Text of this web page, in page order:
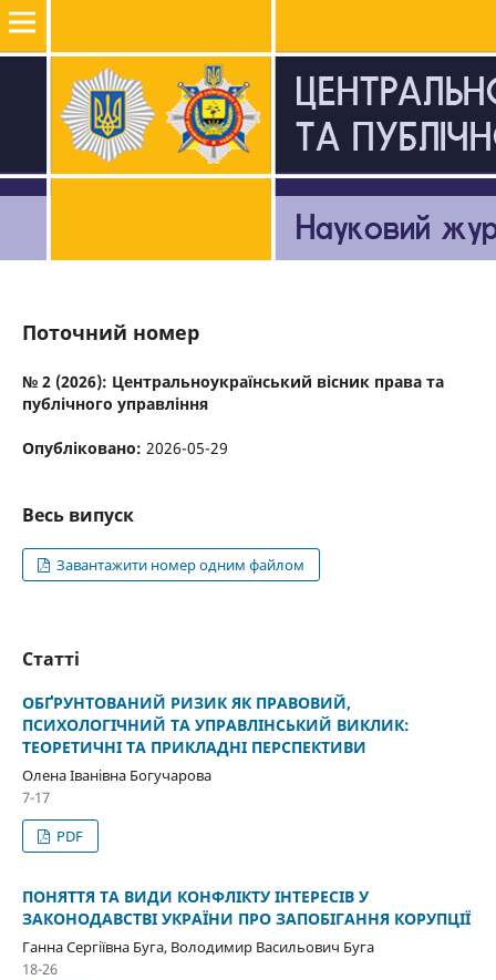
Поточний номер
№ 2 (2026): Центральноукраїнський вісник права та
публічного управління
Опубліковано: 2026-05-29
Весь випуск
Завантажити номер одним файлом
Статті
ОБҐРУНТОВАНИЙ РИЗИК ЯК ПРАВОВИЙ,
ПСИХОЛОГІЧНИЙ ТА УПРАВЛІНСЬКИЙ ВИКЛИК:
ТЕОРЕТИЧНІ ТА ПРИКЛАДНІ ПЕРСПЕКТИВИ
Олена Іванівна Богучарова
7-17
PDF
ПОНЯТТЯ ТА ВИДИ КОНФЛІКТУ ІНТЕРЕСІВ У
ЗАКОНОДАВСТВІ УКРАЇНИ ПРО ЗАПОБІГАННЯ КОРУПЦІЇ
Ганна Сергіївна Буга, Володимир Васильович Буга
18-26